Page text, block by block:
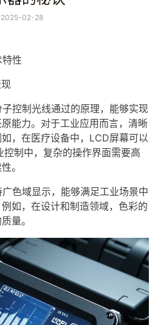
2025-02-28
性
制光线通过的原理，能够实现
能力。对于工业应用而言，清晰
，在医疗设备中，LCD屏幕可以
制中，复杂的操作界面需要高
。
域显示，能够满足工业场景中
如，在设计和制造领域，色彩的
量。